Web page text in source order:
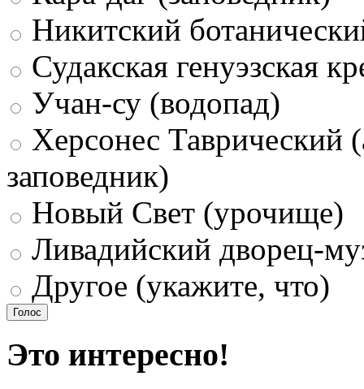
Никитский
Судакская генуэзская
Учан-су (водопад)
Херсонес Таврический
заповедник)
Новый Свет (урочище)
Ливадийский дворец-
Другое (укажите, что)
Это интересно!